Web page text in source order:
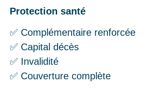
Protection santé
✅ Complémentaire renforcée
✅ Capital décès
✅ Invalidité
✅ Couverture complète